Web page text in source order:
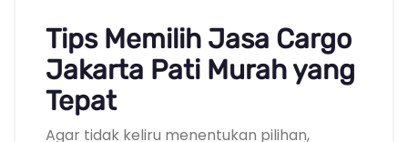
Tips Memilih Jasa Cargo
Jakarta Pati Murah yang
Tepat
Agar tidak keliru menentukan pilihan,